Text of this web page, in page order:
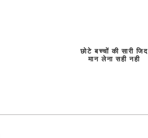
छोटे बच्चों की सारी जिद
मान लेना सही नही